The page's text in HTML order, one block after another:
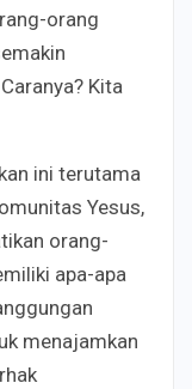
orang
Kita
ini terutama
Yesus,
orang-
apa-apa
menajamkan